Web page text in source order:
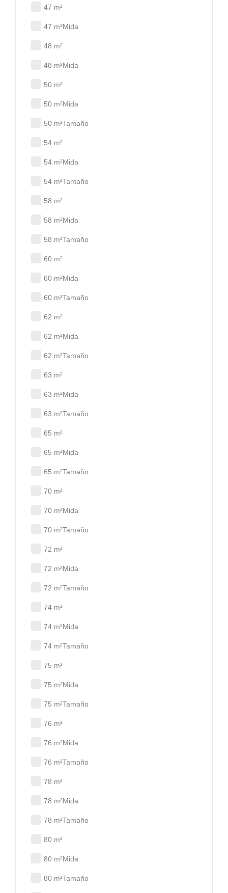
47 m²
47 m²Mida
48 m²
48 m²Mida
50 m²
50 m²Mida
50 m²Tamaño
54 m²
54 m²Mida
54 m²Tamaño
58 m²
58 m²Mida
58 m²Tamaño
60 m²
60 m²Mida
60 m²Tamaño
62 m²
62 m²Mida
62 m²Tamaño
63 m²
63 m²Mida
63 m²Tamaño
65 m²
65 m²Mida
65 m²Tamaño
70 m²
70 m²Mida
70 m²Tamaño
72 m²
72 m²Mida
72 m²Tamaño
74 m²
74 m²Mida
74 m²Tamaño
75 m²
75 m²Mida
75 m²Tamaño
76 m²
76 m²Mida
76 m²Tamaño
78 m²
78 m²Mida
78 m²Tamaño
80 m²
80 m²Mida
80 m²Tamaño